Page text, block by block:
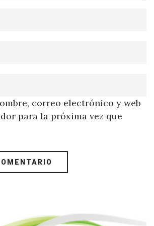
correo electrónico y web
para la próxima vez que